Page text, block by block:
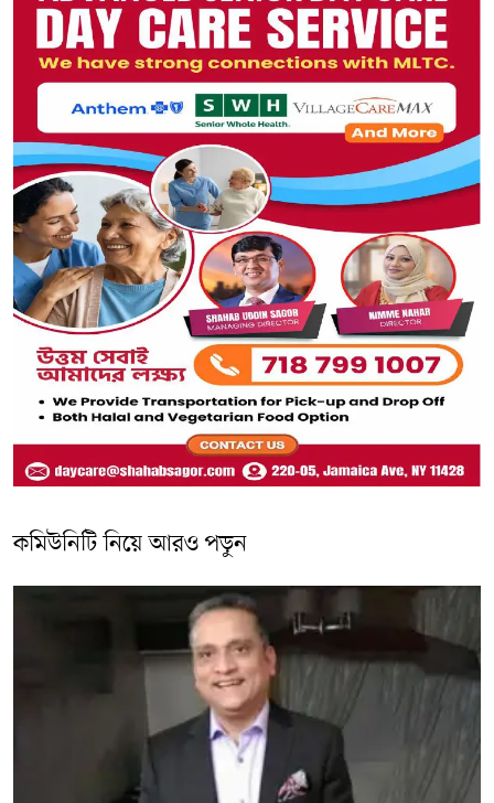
কমিউনিটি নিয়ে আরও পড়ুন